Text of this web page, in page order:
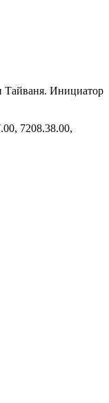
Тайваня. Инициатор
7208.38.00,